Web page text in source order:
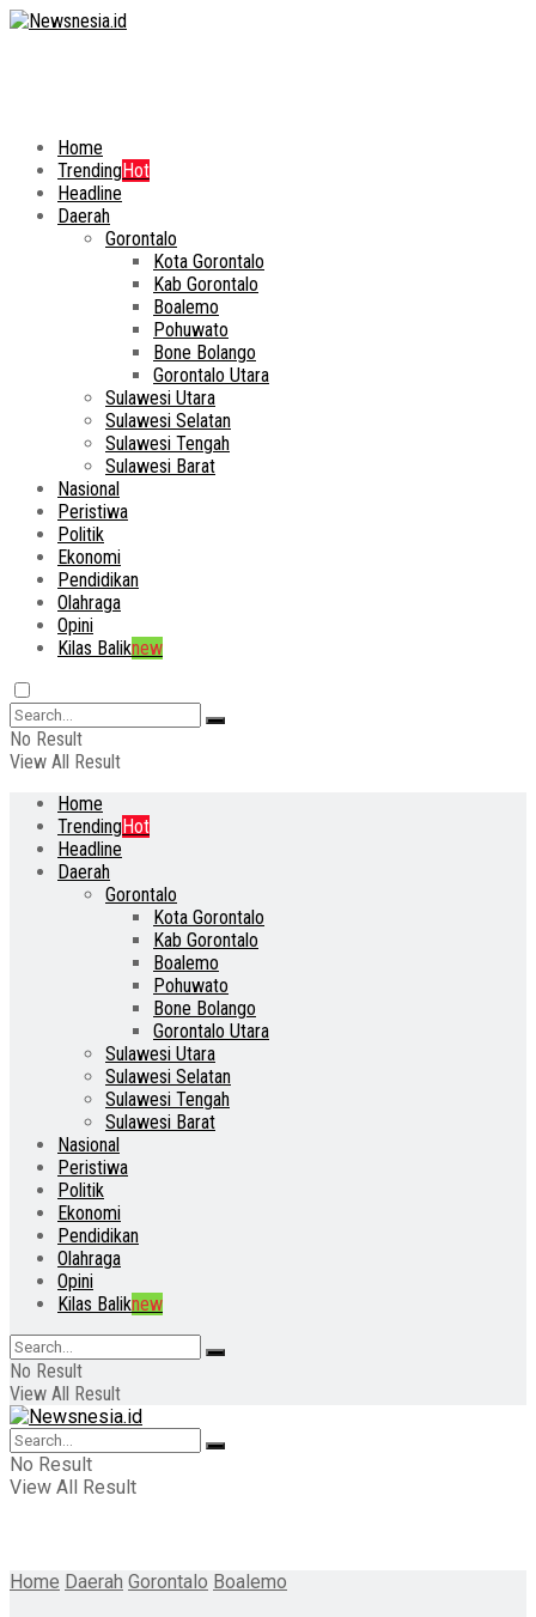
Home
TrendingHot
Headline
Daerah
Gorontalo
Kota Gorontalo
Kab Gorontalo
Boalemo
Pohuwato
Bone Bolango
Gorontalo Utara
Sulawesi Utara
Sulawesi Selatan
Sulawesi Tengah
Sulawesi Barat
Nasional
Peristiwa
Politik
Ekonomi
Pendidikan
Olahraga
Opini
Kilas Baliknew
No Result
View All Result
Home
TrendingHot
Headline
Daerah
Gorontalo
Kota Gorontalo
Kab Gorontalo
Boalemo
Pohuwato
Bone Bolango
Gorontalo Utara
Sulawesi Utara
Sulawesi Selatan
Sulawesi Tengah
Sulawesi Barat
Nasional
Peristiwa
Politik
Ekonomi
Pendidikan
Olahraga
Opini
Kilas Baliknew
No Result
View All Result
No Result
View All Result
Home Daerah Gorontalo Boalemo